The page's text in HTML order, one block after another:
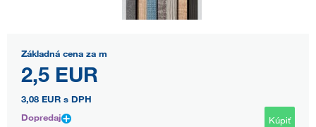
Základná cena za m
2,5 EUR
3,08 EUR s DPH
Dopredaj
Kúpiť